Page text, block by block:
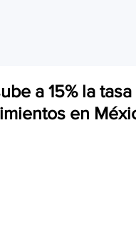
a 15% la
en